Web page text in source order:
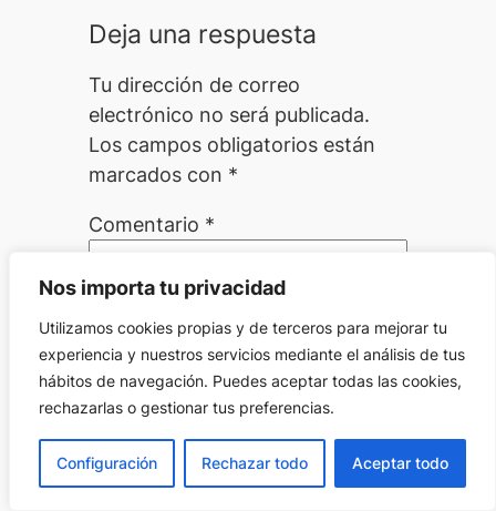
Nos importa tu privacidad
Utilizamos cookies propias y de terceros para mejorar tu
experiencia y nuestros servicios mediante el análisis de tus
hábitos de navegación. Puedes aceptar todas las cookies,
rechazarlas o gestionar tus preferencias.
Configuración Rechazar todo Aceptar todo
Deja una respuesta
Tu dirección de correo
electrónico no será publicada.
Los campos obligatorios están
marcados con *
Comentario *
Nombre*
Correo electrónico*